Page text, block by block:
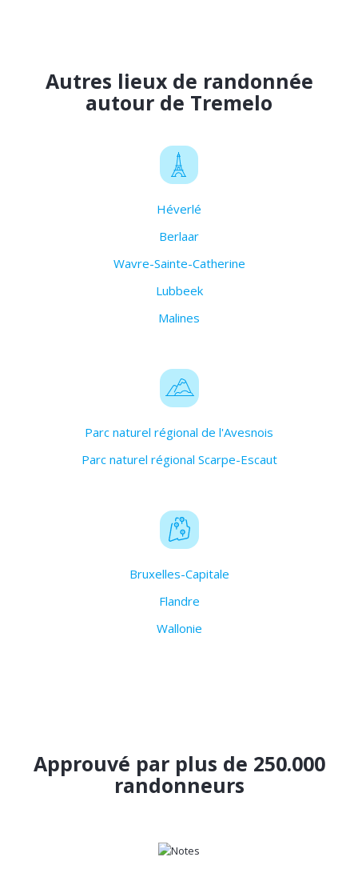
Autres lieux de randonnée
autour de Tremelo
Héverlé
Berlaar
Wavre-Sainte-Catherine
Lubbeek
Malines
Parc naturel régional de l'Avesnois
Parc naturel régional Scarpe-Escaut
Bruxelles-Capitale
Flandre
Wallonie
Approuvé par plus de 250.000
randonneurs